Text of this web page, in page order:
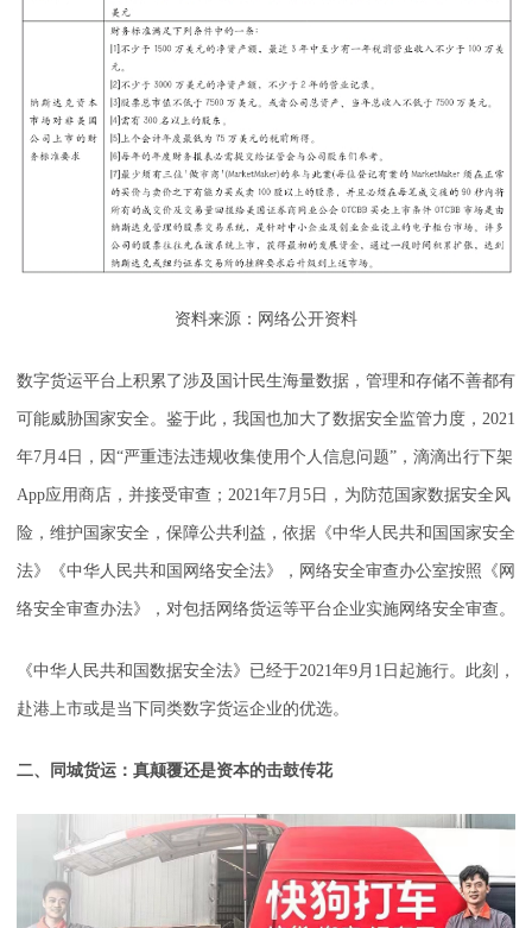
资料来源：网络公开资料
数字货运平台上积累了涉及国计民生海量数据，管理和存储不善都有
可能威胁国家安全。鉴于此，我国也加大了数据安全监管力度，2021
年7月4日，因“严重违法违规收集使用个人信息问题”，滴滴出行下架
App应用商店，并接受审查；2021年7月5日，为防范国家数据安全风
险，维护国家安全，保障公共利益，依据《中华人民共和国国家安全
法》《中华人民共和国网络安全法》，网络安全审查办公室按照《网
络安全审查办法》，对包括网络货运等平台企业实施网络安全审查。
《中华人民共和国数据安全法》已经于2021年9月1日起施行。此刻，
赴港上市或是当下同类数字货运企业的优选。
二、同城货运：真颠覆还是资本的击鼓传花